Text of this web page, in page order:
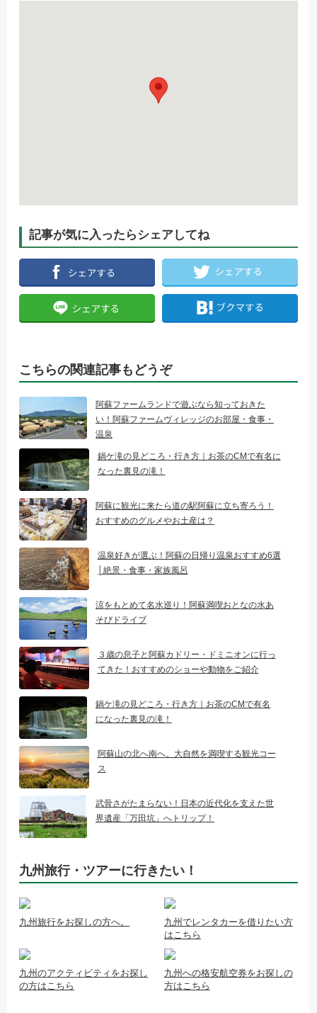
記事が気に入ったらシェアしてね
こちらの関連記事もどうぞ
阿蘇ファームランドで遊ぶなら知っておきた
い！阿蘇ファームヴィレッジのお部屋・食事・
温泉
鍋ケ滝の見どころ・行き方｜お茶のCMで有名に
なった裏見の滝！
阿蘇に観光に来たら道の駅阿蘇に立ち寄ろう！
おすすめのグルメやお土産は？
温泉好きが選ぶ！阿蘇の日帰り温泉おすすめ6選
│絶景・食事・家族風呂
涼をもとめて名水巡り！阿蘇満喫おとなの水あ
そびドライブ
３歳の息子と阿蘇カドリー・ドミニオンに行っ
てきた！おすすめのショーや動物をご紹介
鍋ケ滝の見どころ・行き方｜お茶のCMで有名
になった裏見の滝！
阿蘇山の北へ南へ。大自然を満喫する観光コー
ス
武骨さがたまらない！日本の近代化を支えた世
界遺産「万田坑」へトリップ！
九州旅行・ツアーに行きたい！
九州旅行をお探しの方へ。
九州でレンタカーを借りたい方
はこちら
九州のアクティビティをお探し
の方はこちら
九州への格安航空券をお探しの
方はこちら